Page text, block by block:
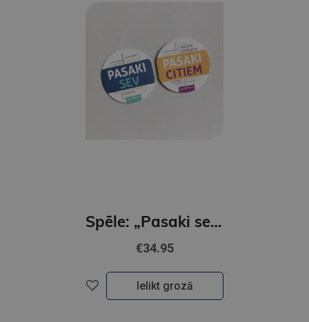
Spēle: „Pasaki sev. Pasaki citiem”
€34.95
Ielikt grozā